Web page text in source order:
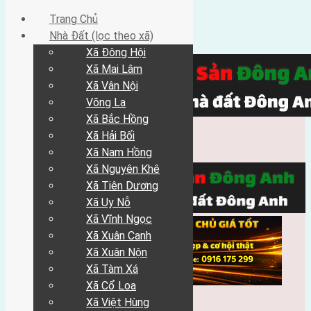
Trang Chủ
Trang Chủ
Nhà Đất (lọc theo xã)
Xã Đông Hội
Xã Mai Lâm
Xã Vân Nội
Võng La
Xã Bắc Hồng
Xã Hải Bối
Xã Nam Hồng
Xã Nguyên Khê
Xã Tiên Dương
Xã Uy Nỗ
Xã Vĩnh Ngọc
Xã Xuân Canh
Xã Xuân Nộn
Xã Tàm Xá
Xã Cổ Loa
Xã Việt Hùng